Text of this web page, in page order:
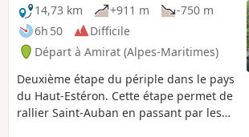
14,73 km
+911 m
-750 m
6h 50
Difficile
Départ à Amirat (Alpes-Maritimes)
Deuxième étape du périple dans le pays
du Haut-Estéron. Cette étape permet de
rallier Saint-Auban en passant par les